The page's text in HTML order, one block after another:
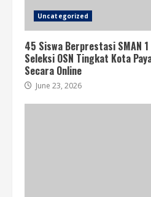
Uncategorized
45 Siswa Berprestasi SMAN
Seleksi OSN Tingkat Kota
Secara Online
June 23, 2026